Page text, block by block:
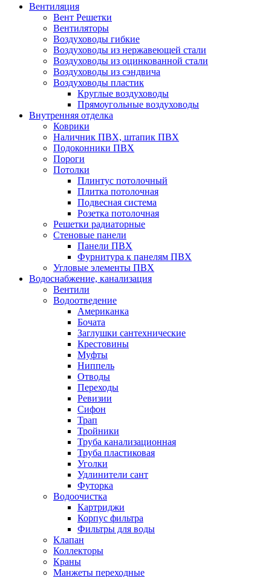
Вентиляция
Вент Решетки
Вентиляторы
Воздуховоды гибкие
Воздуховоды из нержавеющей стали
Воздуховоды из оцинкованной стали
Воздуховоды из сэндвича
Воздуховоды пластик
Круглые воздуховоды
Прямоугольные воздуховоды
Внутренняя отделка
Коврики
Наличник ПВХ, штапик ПВХ
Подоконники ПВХ
Пороги
Потолки
Плинтус потолочный
Плитка потолочная
Подвесная система
Розетка потолочная
Решетки радиаторные
Стеновые панели
Панели ПВХ
Фурнитура к панелям ПВХ
Угловые элементы ПВХ
Водоснабжение, канализация
Вентили
Водоотведение
Американка
Бочата
Заглушки сантехнические
Крестовины
Муфты
Ниппель
Отводы
Переходы
Ревизии
Сифон
Трап
Тройники
Труба канализационная
Труба пластиковая
Уголки
Удлинители сант
Футорка
Водоочистка
Картриджи
Корпус фильтра
Фильтры для воды
Клапан
Коллекторы
Краны
Манжеты переходные